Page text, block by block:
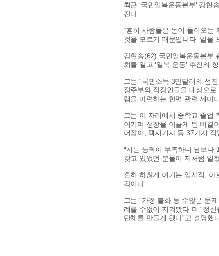
최근 ‘국민일복운동본부’ 강
진다.
“흔히 사람들은 돈이 들어오는
것을 모르기 때문입니다. 일을
강현송(62) 국민일복운동본부
회를 열고 ‘일복 운동’ 추진의
그는 “국민소득 3만달러의 선
정주부와 직장인들을 대상으
램을 마련하는 한편 관련 세미
그는 이 자리에서 중학교 졸업
이기며 성장을 이끌게 된 비결
어잡이, 택시기사 등 37가지
“저는 능력이 부족하니 남보다
갖고 있었던 분들이 저처럼 일
흔히 하찮게 여기는 임시직,
각이다.
그는 “가정 불화 등 수많은 문
례를 수없이 지켜봤다”며 “정
단체를 만들게 됐다”고 설명했